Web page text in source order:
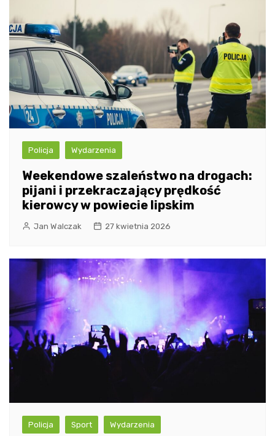
Policja Wydarzenia
Weekendowe szaleństwo na drogach:
pijani i przekraczający prędkość
kierowcy w powiecie lipskim
Jan Walczak 27 kwietnia 2026
Policja Sport Wydarzenia